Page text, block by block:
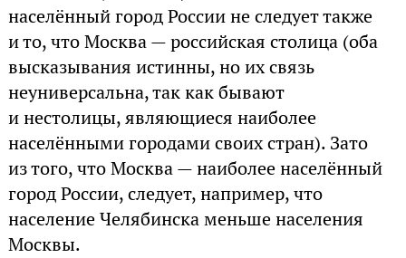
населённый город России не следует также
и то, что Москва — российская столица (оба
высказывания истинны, но их связь
неуниверсальна, так как бывают
и нестолицы, являющиеся наиболее
населёнными городами своих стран). Зато
из того, что Москва — наиболее населённый
город России, следует, например, что
население Челябинска меньше населения
Москвы.